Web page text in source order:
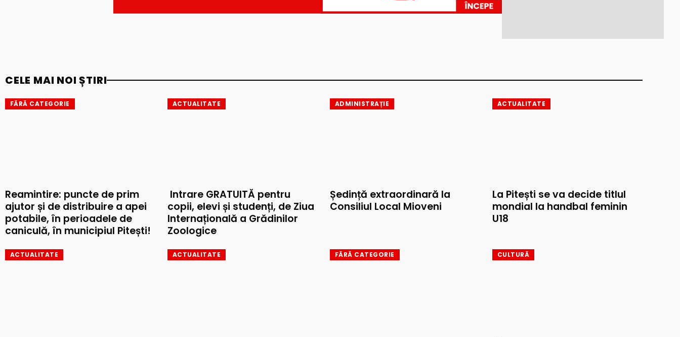
CELE MAI NOI ȘTIRI
FĂRĂ CATEGORIE
Reamintire: puncte de prim
ajutor și de distribuire a apei
potabile, în perioadele de
caniculă, în municipiul Pitești!
ACTUALITATE
Intrare GRATUITĂ pentru
copii, elevi și studenți, de Ziua
Internațională a Grădinilor
Zoologice
ADMINISTRAȚIE
Ședință extraordinară la
Consiliul Local Mioveni
ACTUALITATE
La Pitești se va decide titlul
mondial la handbal feminin
U18
ACTUALITATE ACTUALITATE FĂRĂ CATEGORIE CULTURĂ